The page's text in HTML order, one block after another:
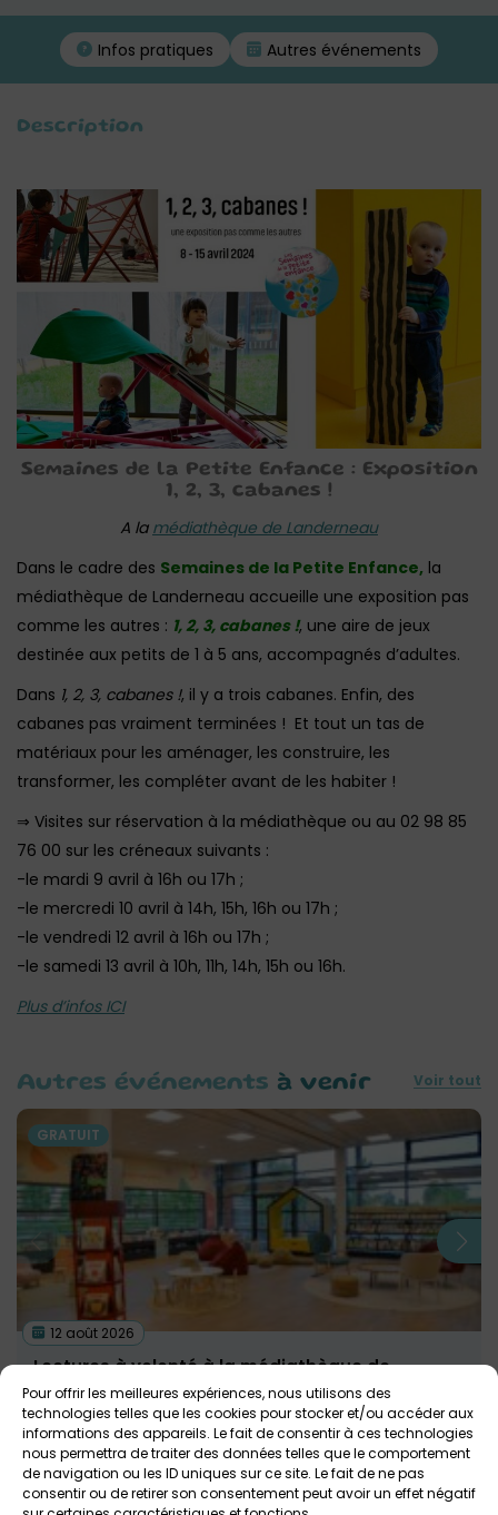
Pour offrir les meilleures expériences, nous utilisons des
technologies telles que les cookies pour stocker et/ou accéder aux
informations des appareils. Le fait de consentir à ces technologies
nous permettra de traiter des données telles que le comportement
de navigation ou les ID uniques sur ce site. Le fait de ne pas
consentir ou de retirer son consentement peut avoir un effet négatif
Infos pratiques Autres événements
Description
Semaines de la Petite Enfance : Exposition
1, 2, 3, cabanes !
A la médiathèque de Landerneau
Dans le cadre des Semaines de la Petite Enfance, la
médiathèque de Landerneau accueille une exposition pas
comme les autres : 1, 2, 3, cabanes !, une aire de jeux
destinée aux petits de 1 à 5 ans, accompagnés d’adultes.
Dans 1, 2, 3, cabanes !, il y a trois cabanes. Enfin, des
cabanes pas vraiment terminées ! Et tout un tas de
matériaux pour les aménager, les construire, les
transformer, les compléter avant de les habiter !
⇒ Visites sur réservation à la médiathèque ou au 02 98 85
76 00 sur les créneaux suivants :
-le mardi 9 avril à 16h ou 17h ;
-le mercredi 10 avril à 14h, 15h, 16h ou 17h ;
-le vendredi 12 avril à 16h ou 17h ;
-le samedi 13 avril à 10h, 11h, 14h, 15h ou 16h.
Plus d’infos ICI
Autres événements à venir Voir tout
12 août 2026
Lectures à volonté à la médiathèque de
Landerneau
Médiathèque Per Jakez Helias Tout public
GRATUIT